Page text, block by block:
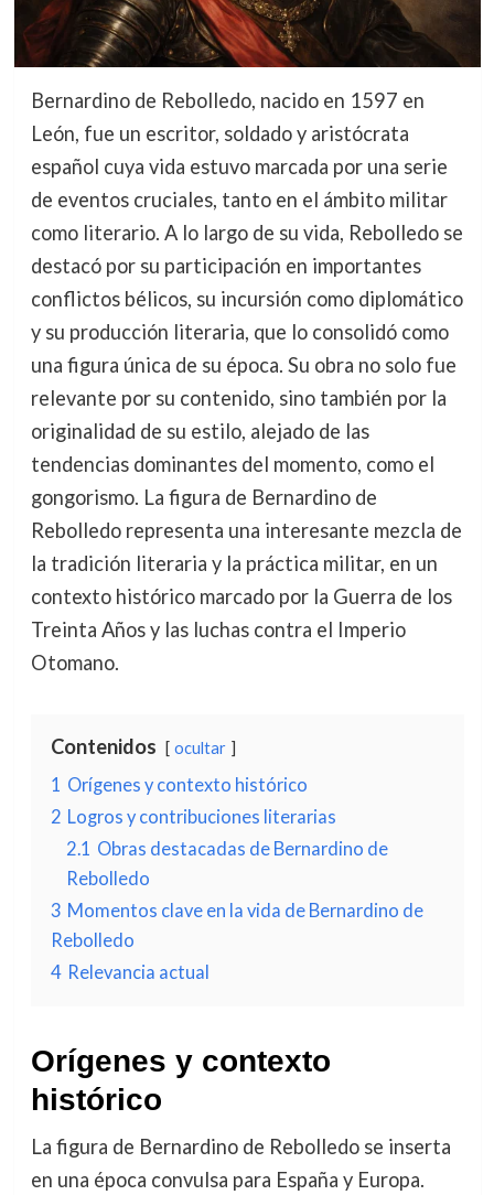
Bernardino de Rebolledo, nacido en 1597 en
León, fue un escritor, soldado y aristócrata
español cuya vida estuvo marcada por una serie
de eventos cruciales, tanto en el ámbito militar
como literario. A lo largo de su vida, Rebolledo se
destacó por su participación en importantes
conflictos bélicos, su incursión como diplomático
y su producción literaria, que lo consolidó como
una figura única de su época. Su obra no solo fue
relevante por su contenido, sino también por la
originalidad de su estilo, alejado de las
tendencias dominantes del momento, como el
gongorismo. La figura de Bernardino de
Rebolledo representa una interesante mezcla de
la tradición literaria y la práctica militar, en un
contexto histórico marcado por la Guerra de los
Treinta Años y las luchas contra el Imperio
Otomano.
Contenidos ocultar
1 Orígenes y contexto histórico
2 Logros y contribuciones literarias
2.1 Obras destacadas de Bernardino de
Rebolledo
3 Momentos clave en la vida de Bernardino de
Rebolledo
4 Relevancia actual
Orígenes y contexto
histórico
La figura de Bernardino de Rebolledo se inserta
en una época convulsa para España y Europa.